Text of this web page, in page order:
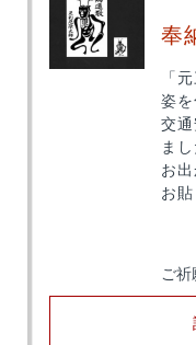
奉
「
姿を
交
まし
お
お貼
ご